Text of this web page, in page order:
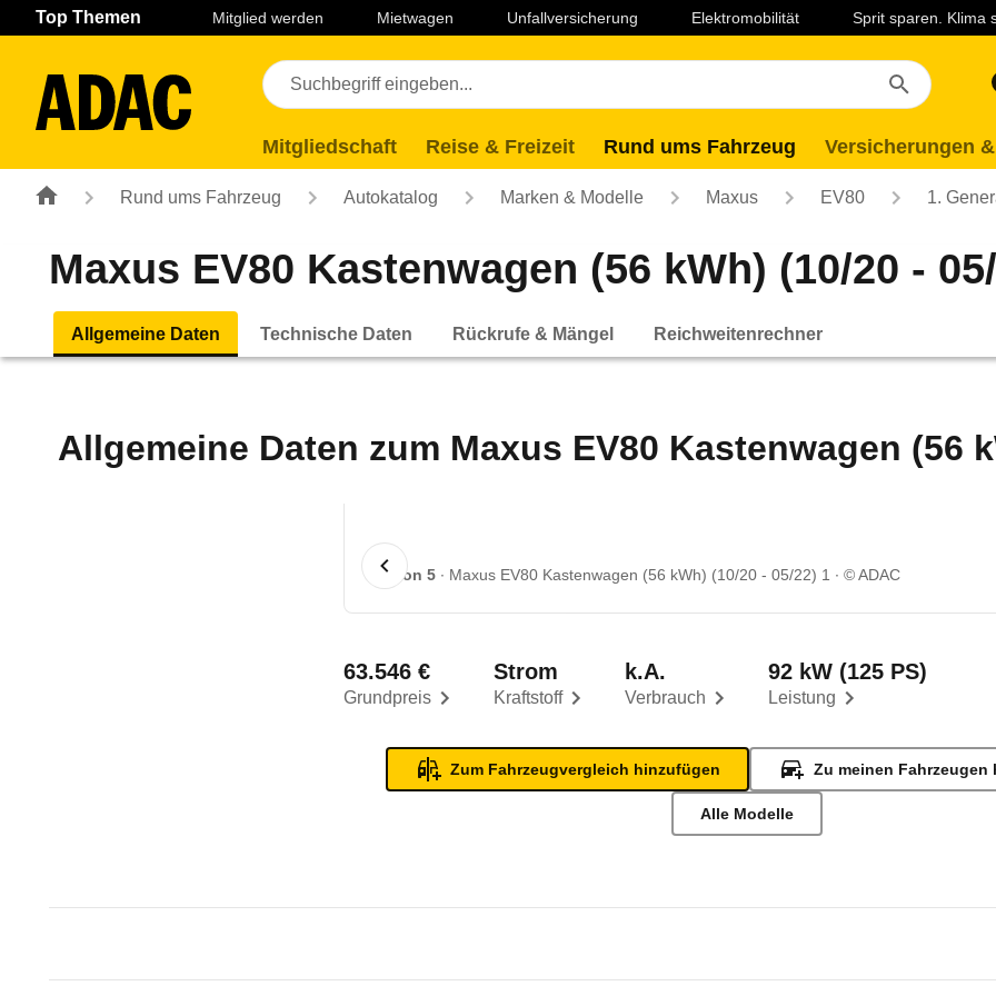
Navigation Seiteninhalt Fußzeile
Top Themen Mitglied werden Mietwagen Unfallversicherung Elektromobilität Sprit sparen. Klima
Mitgliedschaft Reise & Freizeit Rund ums Fahrzeug Versicherungen
Rund ums Fahrzeug Autokatalog Marken & Modelle Maxus EV80 1.
Maxus EV80 Kastenwagen (56 kWh) (10/20 -
Allgemeine Daten Technische Daten Rückrufe & Mängel Reichweitenrechner
Allgemeine Daten zum Maxus EV80 Kastenwagen (56
1 von 5 Maxus EV80 Kastenwagen (56 kWh) (10/20 - 05/22) 1 © ADAC
Grundpreis
63.546 €
Kraftstoff
Strom
Verbrauch
k.A.
Leistung
92 kW (125 PS)
Zum Fahrzeugvergleich hinzufügen Zu meinen Fahrzeugen
Alle Modelle